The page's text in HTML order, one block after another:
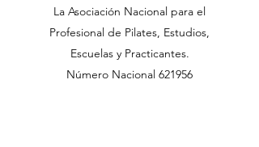
La Asociación Nacional para el
Profesional de Pilates, Estudios,
Escuelas y Practicantes.
Número Nacional 621956